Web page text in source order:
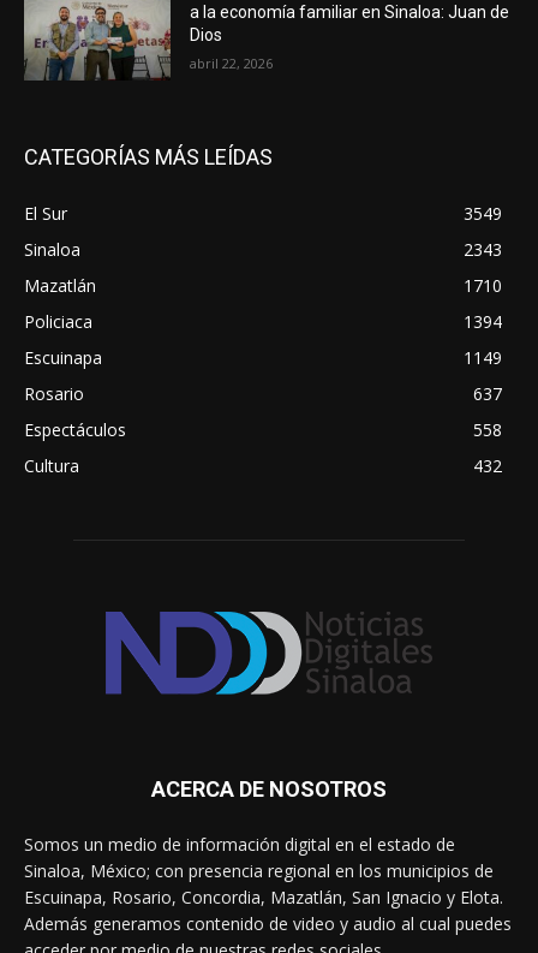
a la economía familiar en Sinaloa: Juan de
Dios
abril 22, 2026
CATEGORÍAS MÁS LEÍDAS
El Sur
3549
Sinaloa
2343
Mazatlán
1710
Policiaca
1394
Escuinapa
1149
Rosario
637
Espectáculos
558
Cultura
432
ACERCA DE NOSOTROS
Somos un medio de información digital en el estado de
Sinaloa, México; con presencia regional en los municipios de
Escuinapa, Rosario, Concordia, Mazatlán, San Ignacio y Elota.
Además generamos contenido de video y audio al cual puedes